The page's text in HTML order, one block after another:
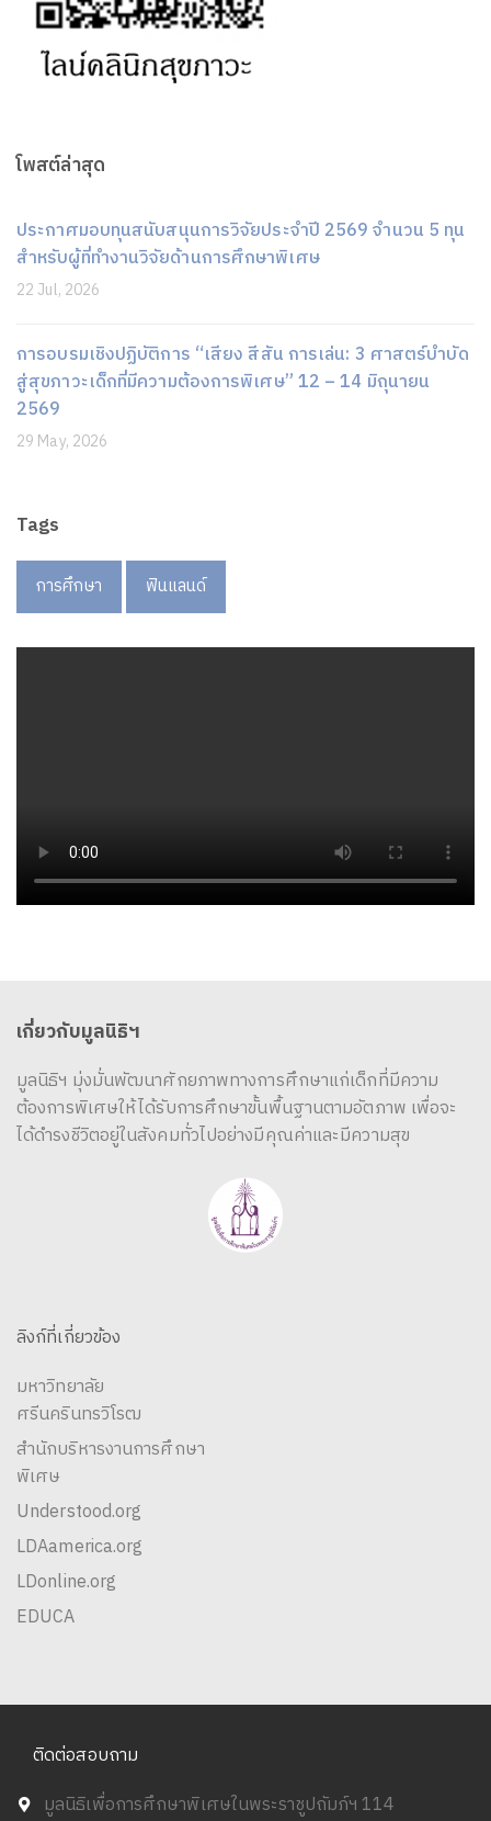
โพสต์ล่าสุด
ประกาศมอบทุนสนับสนุนการวิจัยประจำปี 2569 จำนวน 5 ทุน
สำหรับผู้ที่ทำงานวิจัยด้านการศึกษาพิเศษ
22 Jul, 2026
การอบรมเชิงปฏิบัติการ “เสียง สีสัน การเล่น: 3 ศาสตร์บำบัด
สู่สุขภาวะเด็กที่มีความต้องการพิเศษ” 12 – 14 มิถุนายน
2569
29 May, 2026
Tags
การศึกษา ฟินแลนด์
เกี่ยวกับมูลนิธิฯ
มูลนิธิฯ มุ่งมั่นพัฒนาศักยภาพทางการศึกษาแก่เด็กที่มีความ
ต้องการพิเศษให้ได้รับการศึกษาขั้นพื้นฐานตามอัตภาพ เพื่อจะ
ได้ดำรงชีวิตอยู่ในสังคมทั่วไปอย่างมีคุณค่าและมีความสุข
ลิงก์ที่เกี่ยวข้อง
มหาวิทยาลัย
ศรีนครินทรวิโรฒ
สำนักบริหารงานการศึกษา
พิเศษ
Understood.org
LDAamerica.org
LDonline.org
EDUCA
ติดต่อสอบถาม
มูลนิธิเพื่อการศึกษาพิเศษในพระราชูปถัมภ์ฯ 114